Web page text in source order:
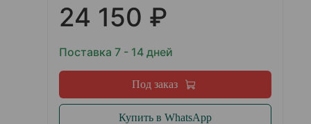
24 150 ₽
Поставка 7 - 14 дней
Под заказ
Купить в WhatsApp